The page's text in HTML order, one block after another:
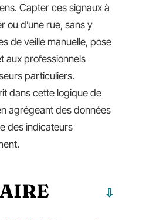
Capter ces signaux à
ou d’une rue, sans y
de veille manuelle, pose
aux professionnels
particuliers.
dans cette logique de
agrégeant des données
des indicateurs